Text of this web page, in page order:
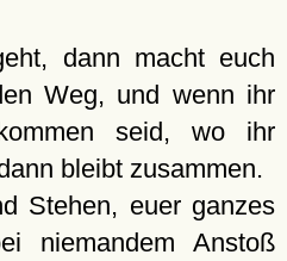
dann macht euch
Weg, und wenn ihr
seid, wo ihr
bleibt zusammen.
Stehen, euer ganzes
niemandem Anstoß